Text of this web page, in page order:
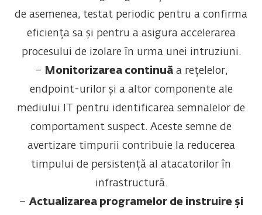
de asemenea, testat periodic pentru a confirma
eficiența sa și pentru a asigura accelerarea
procesului de izolare în urma unei intruziuni.
–
Monitorizarea continuă a rețelelor,
endpoint-urilor și a altor componente ale
mediului IT pentru identificarea semnalelor de
comportament suspect. Aceste semne de
avertizare timpurii contribuie la reducerea
timpului de persistență al atacatorilor în
infrastructură.
– Actualizarea programelor de instruire și